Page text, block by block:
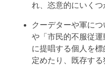
れ、恣意的にいくつ
クーデターや軍に
や「市民的不服従
に提唱する個人を
定めたり、既存す